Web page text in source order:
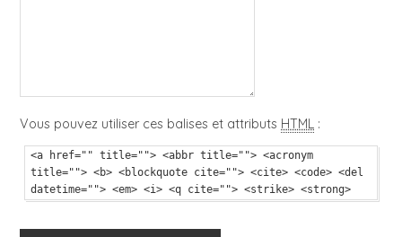
Vous pouvez utiliser ces balises et attributs HTML :
<a href="" title=""> <abbr title=""> <acronym
title=""> <b> <blockquote cite=""> <cite> <code> <del
datetime=""> <em> <i> <q cite=""> <strike> <strong>